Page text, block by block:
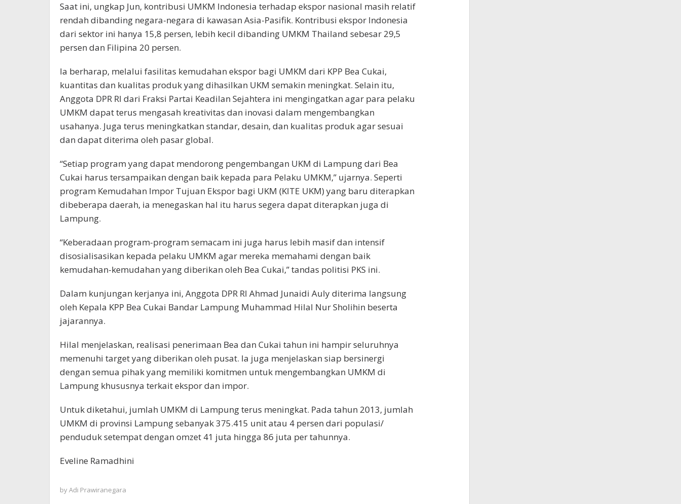
Saat ini, ungkap Jun, kontribusi UMKM Indonesia terhadap ekspor nasional masih relatif
rendah dibanding negara-negara di kawasan Asia-Pasifik. Kontribusi ekspor Indonesia
dari sektor ini hanya 15,8 persen, lebih kecil dibanding UMKM Thailand sebesar 29,5
persen dan Filipina 20 persen.
Ia berharap, melalui fasilitas kemudahan ekspor bagi UMKM dari KPP Bea Cukai,
kuantitas dan kualitas produk yang dihasilkan UKM semakin meningkat. Selain itu,
Anggota DPR RI dari Fraksi Partai Keadilan Sejahtera ini mengingatkan agar para pelaku
UMKM dapat terus mengasah kreativitas dan inovasi dalam mengembangkan
usahanya. Juga terus meningkatkan standar, desain, dan kualitas produk agar sesuai
dan dapat diterima oleh pasar global.
“Setiap program yang dapat mendorong pengembangan UKM di Lampung dari Bea
Cukai harus tersampaikan dengan baik kepada para Pelaku UMKM,” ujarnya. Seperti
program Kemudahan Impor Tujuan Ekspor bagi UKM (KITE UKM) yang baru diterapkan
dibeberapa daerah, ia menegaskan hal itu harus segera dapat diterapkan juga di
Lampung.
“Keberadaan program-program semacam ini juga harus lebih masif dan intensif
disosialisasikan kepada pelaku UMKM agar mereka memahami dengan baik
kemudahan-kemudahan yang diberikan oleh Bea Cukai,” tandas politisi PKS ini.
Dalam kunjungan kerjanya ini, Anggota DPR RI Ahmad Junaidi Auly diterima langsung
oleh Kepala KPP Bea Cukai Bandar Lampung Muhammad Hilal Nur Sholihin beserta
jajarannya.
Hilal menjelaskan, realisasi penerimaan Bea dan Cukai tahun ini hampir seluruhnya
memenuhi target yang diberikan oleh pusat. Ia juga menjelaskan siap bersinergi
dengan semua pihak yang memiliki komitmen untuk mengembangkan UMKM di
Lampung khususnya terkait ekspor dan impor.
Untuk diketahui, jumlah UMKM di Lampung terus meningkat. Pada tahun 2013, jumlah
UMKM di provinsi Lampung sebanyak 375.415 unit atau 4 persen dari populasi/
penduduk setempat dengan omzet 41 juta hingga 86 juta per tahunnya.
Eveline Ramadhini
byAdi Prawiranegara